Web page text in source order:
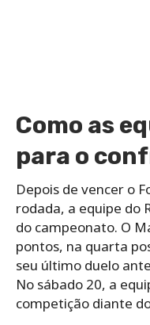
Como as
para o
Depois de vencer o
rodada, a equipe do
do campeonato. O
pontos, na quarta
seu último duelo
No sábado 20, a
competição diante